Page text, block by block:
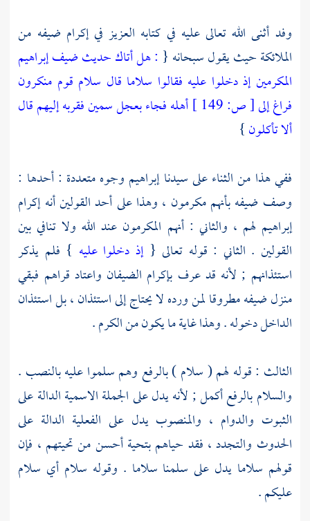
وفد أثنى الله تعالى عليه في كتابه العزيز في إكرام ضيفه من
الملائكة حيث يقول سبحانه { : هل أتاك حديث ضيف إبراهيم
المكرمين إذ دخلوا عليه فقالوا سلاما قال سلام قوم منكرون
فراغ إلى[ص:
أهله فجاء بعجل سمين فقربه إليهم قال
ألا تأكلون}
ففي هذا من الثناء على سيدناإبراهيم وجوه متعددة : أحدها :
وصف ضيفه بأنهم مكرمون ، وهذا على أحد القولين أنه إكرام
إبراهيم لهم ، والثاني : أنهم المكرمون عند الله ولا تنافي بين
القولين . الثاني : قوله تعالى {إذ دخلوا عليه } فلم يذكر
استئذانهم ; لأنه قد عرف بإكرام الضيفان واعتاد قراهم فبقي
منزل ضيفه مطروقا لمن ورده لا يحتاج إلى استئذان ، بل استئذان
الداخل دخوله . وهذا غاية ما يكون من الكرم .
الثالث : قوله لهم ( سلام ) بالرفع وهم سلموا عليه بالنصب .
والسلام بالرفع أكمل ; لأنه يدل على الجملة الاسمية الدالة على
الثبوت والدوام ، والمنصوب يدل على الفعلية الدالة على
الحدوث والتجدد ، فقد حياهم بتحية أحسن من تحيتهم ، فإن
قولهم سلاما يدل على سلمنا سلاما . وقوله سلام أي سلام
عليكم .